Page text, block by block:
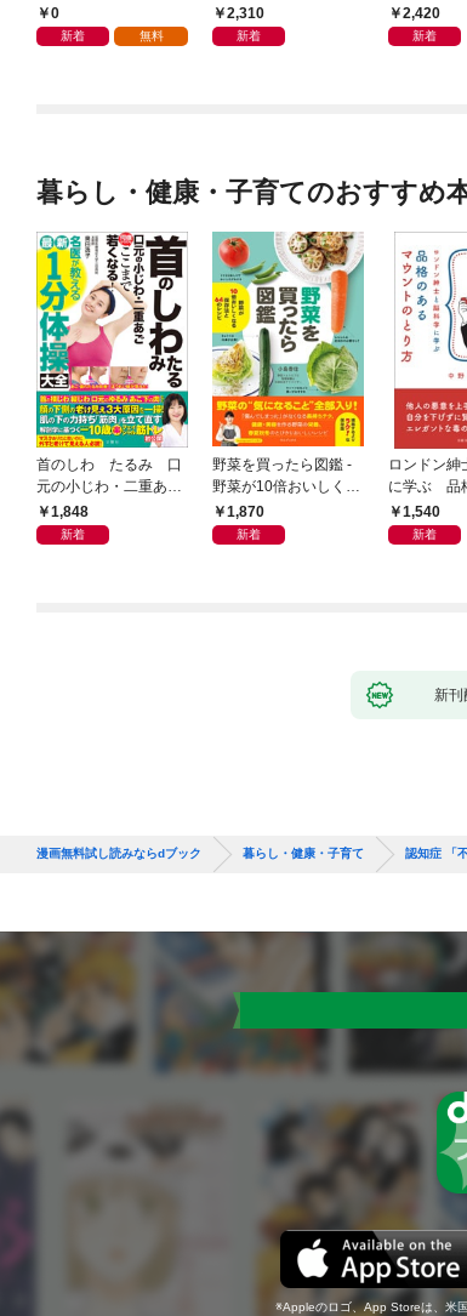
たら最強になっていた
【分冊版】（コミッ
0
新着 無料
科書2,310
新着
Copilotの教
2,420
新着
暮らし・健康・子育てのおすすめ
首のしわ たるみ 口
元の小じわ・二重あ
ご 何歳からでもここ
まで若くなる！ 名医
1,848
新着
野菜を買ったら図鑑 -
野菜が10倍おいしくな
る保存法と64のレシピ
-
1,870
新着
ロンドン紳
に学ぶ 品
ウントのと
1,540
新着
新刊
漫画無料試し読みならdブック 暮らし・健康・子育て 認知症 「
Appleのロゴ、App Storeは、米